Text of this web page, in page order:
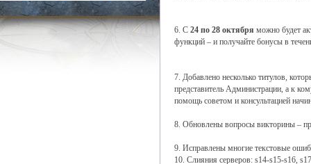
6. С 24 по 28 октября можно будет
функций – и получайте бонусы в
7. Добавлено несколько титулов,
представитель Администрации, а к
помощь советом и консультацией
8. Обновлены вопросы викторины –
9. Исправлены многие текстовые
10. Слияния серверов: s14-s15-s16,